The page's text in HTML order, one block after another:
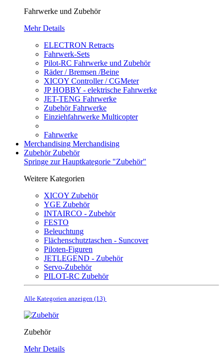
Fahrwerke und Zubehör
Mehr Details
ELECTRON Retracts
Fahrwerk-Sets
Pilot-RC Fahrwerke und Zubehör
Räder / Bremsen /Beine
XICOY Controller / CGMeter
JP HOBBY - elektrische Fahrwerke
JET-TENG Fahrwerke
Zubehör Fahrwerke
Einziehfahrwerke Multicopter
Fahrwerke
Merchandising Merchandising
Zubehör Zubehör
Springe zur Hauptkategorie "Zubehör"
Weitere Kategorien
XICOY Zubehör
YGE Zubehör
INTAIRCO - Zubehör
FESTO
Beleuchtung
Flächenschutztaschen - Suncover
Piloten-Figuren
JETLEGEND - Zubehör
Servo-Zubehör
PILOT-RC Zubehör
Alle Kategorien anzeigen (13)
Zubehör
Mehr Details